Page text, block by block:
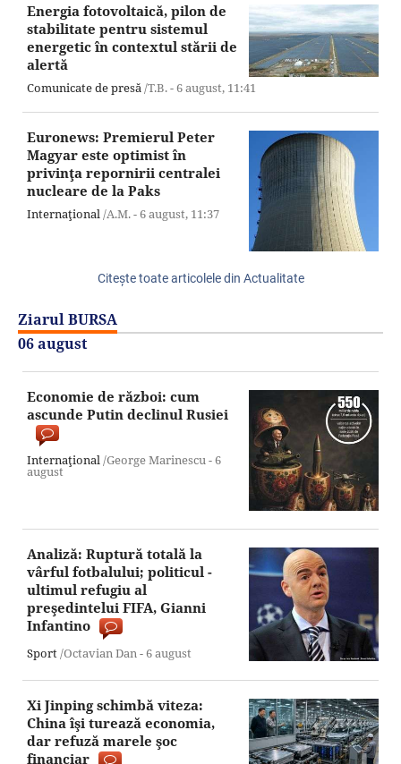
Energia fotovoltaică, pilon de
stabilitate pentru sistemul
energetic în contextul stării de
alertă
Comunicate de presă /T.B. -6 august, 11:41
Euronews: Premierul Peter
Magyar este optimist în
privinţa repornirii centralei
nucleare de la Paks
Internaţional /A.M. -6 august, 11:37
Citeşte toate articolele din Actualitate
Ziarul BURSA
06 august
Economie de război: cum
ascunde Putin declinul Rusiei
Internaţional /George Marinescu -6
august
Analiză: Ruptură totală la
vârful fotbalului; politicul -
ultimul refugiu al
preşedintelui FIFA, Gianni
Infantino
Sport /Octavian Dan -6 august
Xi Jinping schimbă viteza:
China îşi turează economia,
dar refuză marele şoc
financiar